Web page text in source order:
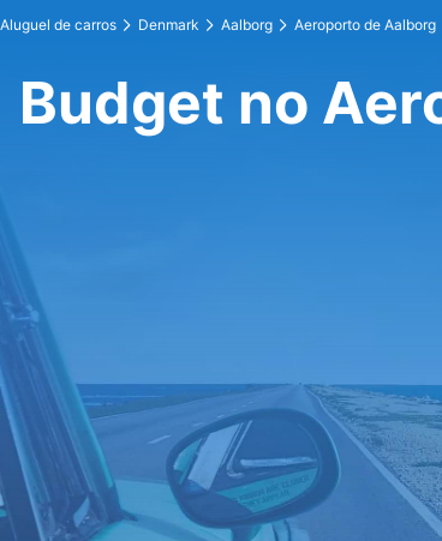
Aluguel de carros Denmark Aalborg Aeroporto de Aalborg
Budget no